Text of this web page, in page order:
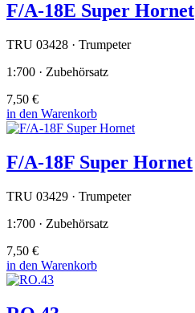
F/A-18E Super Hornet
TRU 03428 · Trumpeter
1:700 · Zubehörsatz
7,50 €
in den Warenkorb
F/A-18F Super Hornet
TRU 03429 · Trumpeter
1:700 · Zubehörsatz
7,50 €
in den Warenkorb